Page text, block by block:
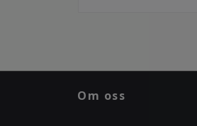
Om oss